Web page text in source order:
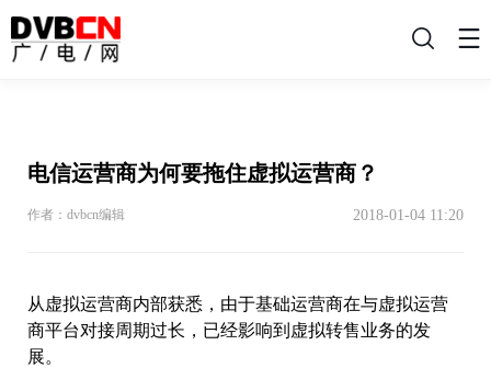
搜
电信运营商为何要拖住虚拟运营商？
作者：dvbcn编辑 2018-01-04 11:20
从虚拟运营商内部获悉，由于基础运营商在与虚拟运营
商平台对接周期过长，已经影响到虚拟转售业务的发
展。